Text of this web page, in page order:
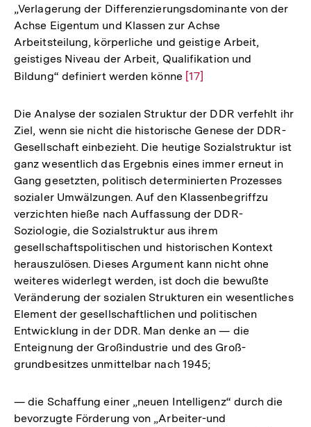
der
Fußnote
„Verlagerung der Differenzierungsdominante von der
Achse Eigentum und Klassen zur Achse
Arbeitsteilung, körperliche und geistige Arbeit,
geistiges Niveau der Arbeit, Qualifikation und
Bildung“ definiert werden könne Zur
der
Fußnote
[17]
Die Analyse der sozialen Struktur der DDR verfehlt ihr
Ziel, wenn sie nicht die historische Genese der DDR-
Gesellschaft einbezieht. Die heutige Sozialstruktur ist
ganz wesentlich das Ergebnis eines immer erneut in
Gang gesetzten, politisch determinierten Prozesses
sozialer Umwälzungen. Auf den Klassenbegriffzu
verzichten hieße nach Auffassung der DDR-
Soziologie, die Sozialstruktur aus ihrem
gesellschaftspolitischen und historischen Kontext
herauszulösen. Dieses Argument kann nicht ohne
weiteres widerlegt werden, ist doch die bewußte
Veränderung der sozialen Strukturen ein wesentliches
Element der gesellschaftlichen und politischen
Entwicklung in der DDR. Man denke an — die
Enteignung der Großindustrie und des Groß-
grundbesitzes unmittelbar nach 1945;
— die Schaffung einer „neuen Intelligenz“ durch die
bevorzugte Förderung von „Arbeiter-und